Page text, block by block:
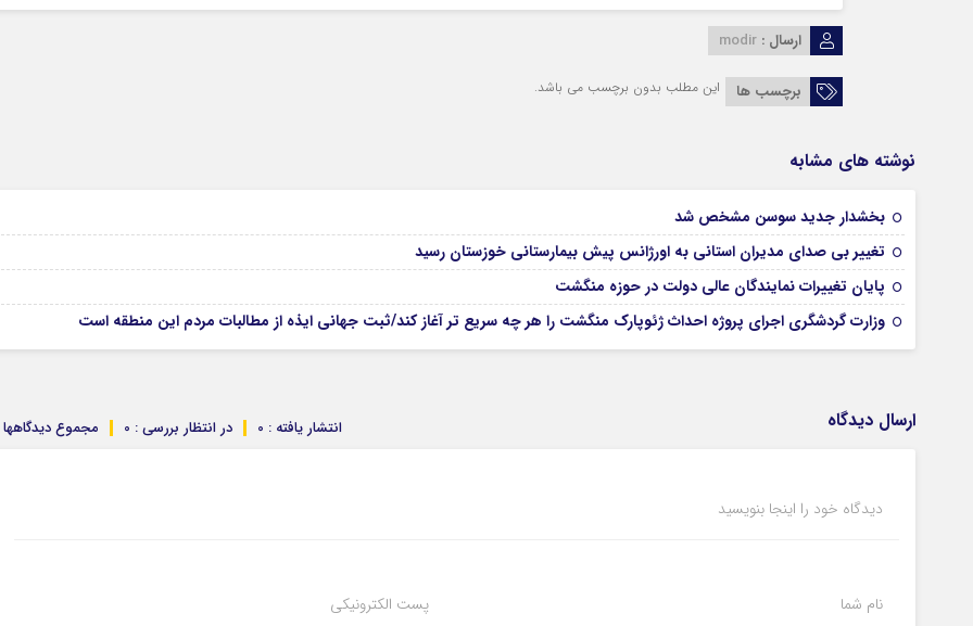
ارسال : modir
برچسب ها این مطلب بدون برچسب می باشد.
نوشته های مشابه
بخشدار جدید سوسن مشخص شد
تغییر بی صدای مدیران استانی به اورژانس پیش بیمارستانی خوزستان رسید
پایان تغییرات نمایندگان عالی دولت در حوزه منگشت
وزارت گردشگری اجرای پروژه احداث ژئوپارک منگشت را هر چه سریع تر آغاز کند/ثبت جهانی ایذه از مطالبات مردم این منطقه است
ارسال دیدگاه مجموع دیدگاهها : در انتظار بررسی : 0 انتشار یافته : 0
دیدگاه خود را اینجا بنویسید
نام شما پست الکترونیکی